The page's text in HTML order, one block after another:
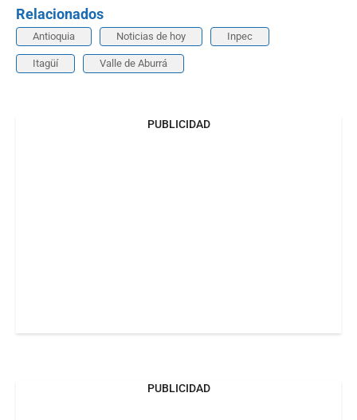
Relacionados
Antioquia Noticias de hoy Inpec
Itagüí Valle de Aburrá
PUBLICIDAD
PUBLICIDAD